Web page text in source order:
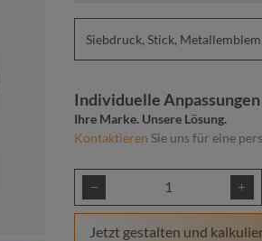
Siebdruck, Stick,
Individuelle Anpassungen
Ihre Marke. Unsere Lösung.
Kontaktieren Sie uns für eine
Produkt Anzahl:
Jetzt gestalten und